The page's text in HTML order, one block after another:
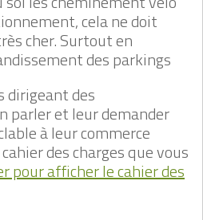
cela ne doit
cher. Surtout en
des parkings
dirigeant des
parler et leur demander
à leur commerce
des charges que vous
pour afficher le cahier des